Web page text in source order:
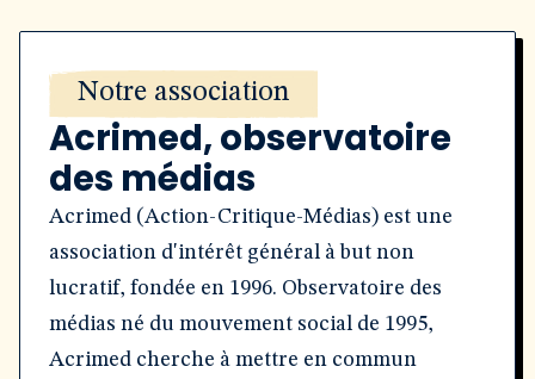
Notre association
Acrimed, observatoire
des médias
Acrimed (Action-Critique-Médias) est une
association d'intérêt général à but non
lucratif, fondée en 1996. Observatoire des
médias né du mouvement social de 1995,
Acrimed cherche à mettre en commun